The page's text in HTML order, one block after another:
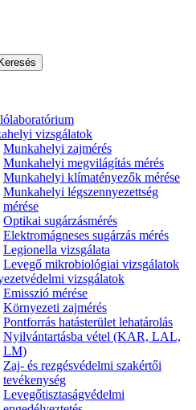
vizsgálatok
Munkahelyi zajmérés
Munkahelyi megvilágítás mérés
Munkahelyi klímatényezők mérése
Munkahelyi légszennyezettség
mérése
Optikai sugárzásmérés
Elektromágneses sugárzás mérés
Legionella vizsgálata
Levegő mikrobiológiai vizsgálatok
vizsgálatok
Emisszió mérése
Környezeti zajmérés
Pontforrás hatásterület lehatárolás
Nyilvántartásba vétel (KAR, LAL,
LM)
Zaj- és rezgésvédelmi szakértői
tevékenység
Levegőtisztaságvédelmi